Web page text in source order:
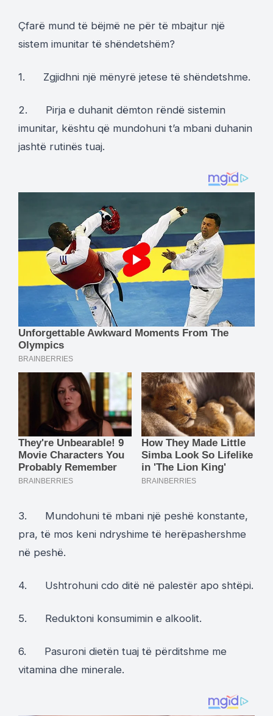
Çfarë mund të bëjmë ne për të mbajtur një
sistem imunitar të shëndetshëm?
1. Zgjidhni një mënyrë jetese të shëndetshme.
2. Pirja e duhanit dëmton rëndë sistemin
imunitar, kështu që mundohuni t’a mbani duhanin
jashtë rutinës tuaj.
3. Mundohuni të mbani një peshë konstante,
pra, të mos keni ndryshime të herëpashershme
në peshë.
4. Ushtrohuni cdo ditë në palestër apo shtëpi.
5. Reduktoni konsumimin e alkoolit.
6. Pasuroni dietën tuaj të përditshme me
vitamina dhe minerale.